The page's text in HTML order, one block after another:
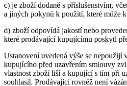
c) je zboží dodané s příslušenstvím,
a jiných pokynů k použití, které může
d) zboží odpovídá jakostí nebo
které prodávající kupujícímu poskytl
Ustanovení uvedená výše se nepoužijí
kupujícího před uzavřením smlouvy
vlastnost zboží liší a kupující s tím při
souhlasil. Prodávající rovněž není